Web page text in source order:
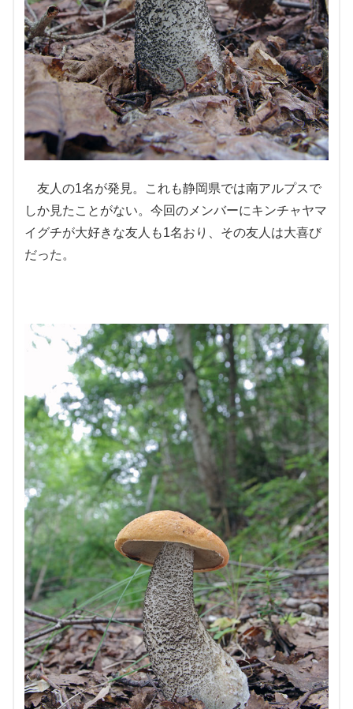
友人の1名が発見。これも静岡県では南アルプスで
しか見たことがない。今回のメンバーにキンチャヤマ
イグチが大好きな友人も1名おり、その友人は大喜び
だった。